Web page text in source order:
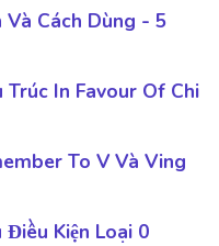
Cách Dùng - 5
Trúc In Favour Of Chi
To V Và Ving
Điều Kiện Loại 0